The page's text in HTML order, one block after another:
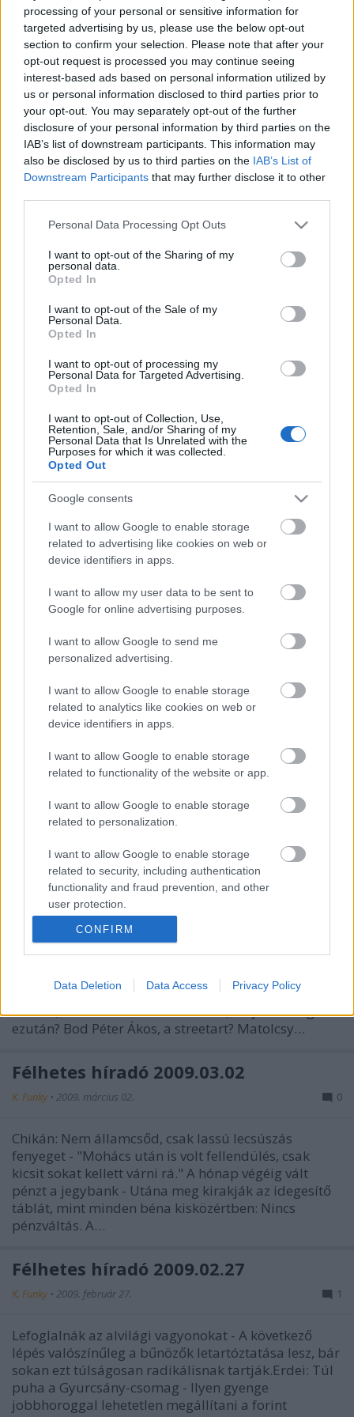
processing of your personal or sensitive information for
targeted advertising by us, please use the below opt-out
section to confirm your selection. Please note that after your
opt-out request is processed you may continue seeing
interest-based ads based on personal information utilized by
us or personal information disclosed to third parties prior to
your opt-out. You may separately opt-out of the further
disclosure of your personal information by third parties on the
IAB’s list of downstream participants. This information may
also be disclosed by us to third parties on the IAB’s List of
Downstream Participants that may further disclose it to other
Please note that this website/app uses one or more Google
not limited to your visit or usage behaviour. You may click to
grant or deny consent to Google and its third-party tags to
use your data for below specified purposes in below Google
consent section.
Personal Data Processing Opt Outs
I want to opt-out of the Sharing of my
personal data.
Opted In
I want to opt-out of the Sale of my
Personal Data.
Opted In
I want to opt-out of processing my
Personal Data for Targeted Advertising.
Opted In
I want to opt-out of Collection, Use,
Retention, Sale, and/or Sharing of my
Personal Data that Is Unrelated with the
Purposes for which it was collected.
Opted Out
Google consents
I want to allow Google to enable storage
related to advertising like cookies on web or
device identifiers in apps.
I want to allow my user data to be sent to
Google for online advertising purposes.
I want to allow Google to send me
personalized advertising.
I want to allow Google to enable storage
related to analytics like cookies on web or
device identifiers in apps.
I want to allow Google to enable storage
related to functionality of the website or app.
I want to allow Google to enable storage
related to personalization.
I want to allow Google to enable storage
related to security, including authentication
functionality and fraud prevention, and other
user protection.
CONFIRM
Data Deletion Data Access Privacy Policy
vicc, hogy szinte minden újságícím lehetne pornófilm
címe. Ezen a példán még egy kicsit törjüka
fejünket.Az IMF és a…
Félhetes híradó 2009.03.17
K. Funky•2009. március 17.
Meztelenre vetkőztették a nemzeti ünnepen
ordibálót - Szomorú meg minden, de az igazán
kemény az lett volna, ha vetkőztetés után gondosan
visszatűzik a kokárdát.Boszorkányüldözés az
Oktatási Minisztériumban - Nagyon durva, ezután
Félhetes híradó 2009.03.10
K. Funky•2009. március 10.
beteg állapota tovább súlyosbodott.Csődbűntett
lehet a Megyeri híd építéséből - Persze, kegyetlen
kell bontani, egy kicsit azért mindenki
kacagna.Kisebb enyhülés jön…
Félhetes híradó 2009.03.05.
•2009. március 05.
Feje tetejére állt az MSZP, aztán visszabillent a
talpára - És ebben még nincs is benne az a legújabb
elmélet, hogy az egész harc a gázvezetékekről szól,
és a Gazprom, vagyis Putyin, vagyis a KGB, vagyis a
Stasi szövi a szálakat az MSZP-ben. Bénázott vagy
könyörgött a…
K. Funky•2009. március 04.
Aki csak tud, elhatárolódik Magyarországtól -
Klebelsberg Kunó forog a sírjában. Hova lett a
kultúrfölény, most hogy a kisantant ennyire
elszaladt? Gyurcsány: Tudjuk, de nem merjük - III.
Merész Fülöp fiát IV. Szép Fülöpnek hívták, az apja
pedig IX. Szent Lajos volt. A bátor…
Félhetes híradó 2009.03.03
K. Funky•2009. március 03.
Pártember vagy karrierdiplomata legyen az új
külügyminiszter? - Mivel Mesterházy Attila neve
felmerült a jelöltek közt, mi nem is drukkolhatunk
másnak. Ahogy a latin mondja: he is the man!
Bokros, a médiahack - Hú basszus, mi jöhet még
ezután? Bod Péter Ákos, a streetart? Matolcsy…
Félhetes híradó 2009.03.02
K. Funky • 2009. március 02. 0
Chikán: Nem államcsőd, csak lassú lecsúszás
fenyeget - "Mohács után is volt fellendülés, csak
kicsit sokat kellett várni rá." A hónap végéig vált
pénzt a jegybank - Utána meg kirakják az idegesítő
táblát, mint minden béna kisközértben: Nincs
pénzváltás. A…
Félhetes híradó 2009.02.27
K. Funky • 2009. február 27. 1
Lefoglalnák az alvilági vagyonokat - A következő
lépés valószínűleg a bűnözők letartóztatása lesz, bár
sokan ezt túlságosan radikálisnak tartják.Erdei: Túl
puha a Gyurcsány-csomag - Ilyen gyenge
jobbhoroggal lehetetlen megállítani a forint